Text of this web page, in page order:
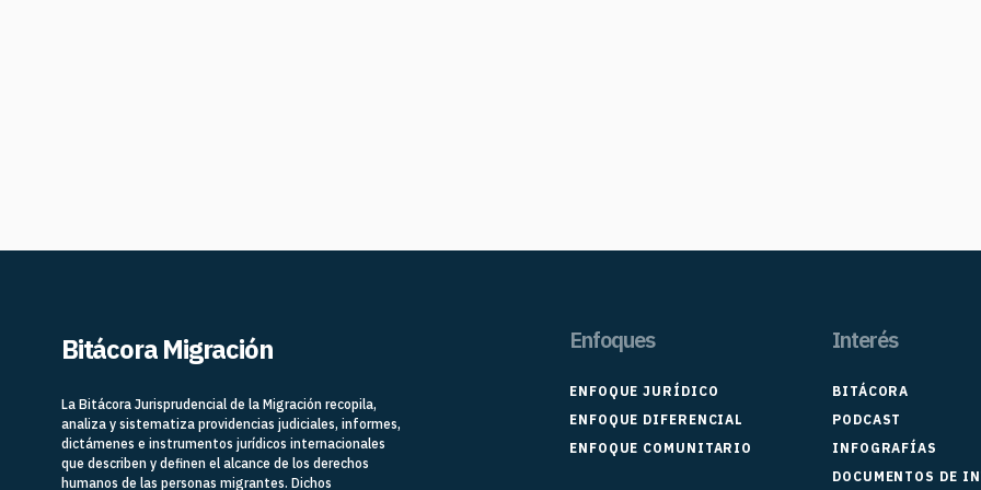
Bitácora Migración
La Bitácora Jurisprudencial de la Migración recopila,
analiza y sistematiza providencias judiciales, informes,
dictámenes e instrumentos jurídicos internacionales
que describen y definen el alcance de los derechos
humanos de las personas migrantes. Dichos
Enfoques
ENFOQUE JURÍDICO
ENFOQUE DIFERENCIAL
ENFOQUE COMUNITARIO
Interés
BITÁCORA
PODCAST
INFOGRAFÍAS
DOCUMENTOS DE